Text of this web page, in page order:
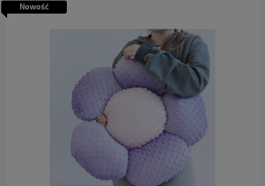
do koszyka
Nowość